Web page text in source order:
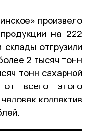
произвело
на 222
отгрузили
2 тысяч тонн
тонн сахарной
от всего этого
коллектив